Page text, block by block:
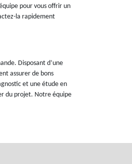
pour vous offrir un
la rapidement
Disposant d’une
assurer de bons
et une étude en
du projet. Notre équipe